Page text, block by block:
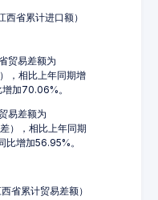
省累计进口额）
贸易差额为
，相比上年同期增
加70.06%。
易差额为
），相比上年同期
增加56.95%。
省累计贸易差额）